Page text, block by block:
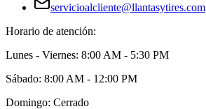
servicioalcliente@llantasytires.com
Horario de atención:
Lunes - Viernes: 8:00 AM - 5:30 PM
Sábado: 8:00 AM - 12:00 PM
Domingo: Cerrado